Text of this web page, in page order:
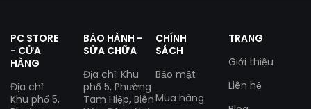
PC STORE
- CỬA
HÀNG
Địa chỉ:
Khu phố 5,
BẢO HÀNH -
SỬA CHỮA
Địa chỉ: Khu
phố 5, Phường
Tam Hiệp, Biên
CHÍNH
SÁCH
Bảo mật
Mua hàng
TRANG
Giới thiệu
Liên hệ